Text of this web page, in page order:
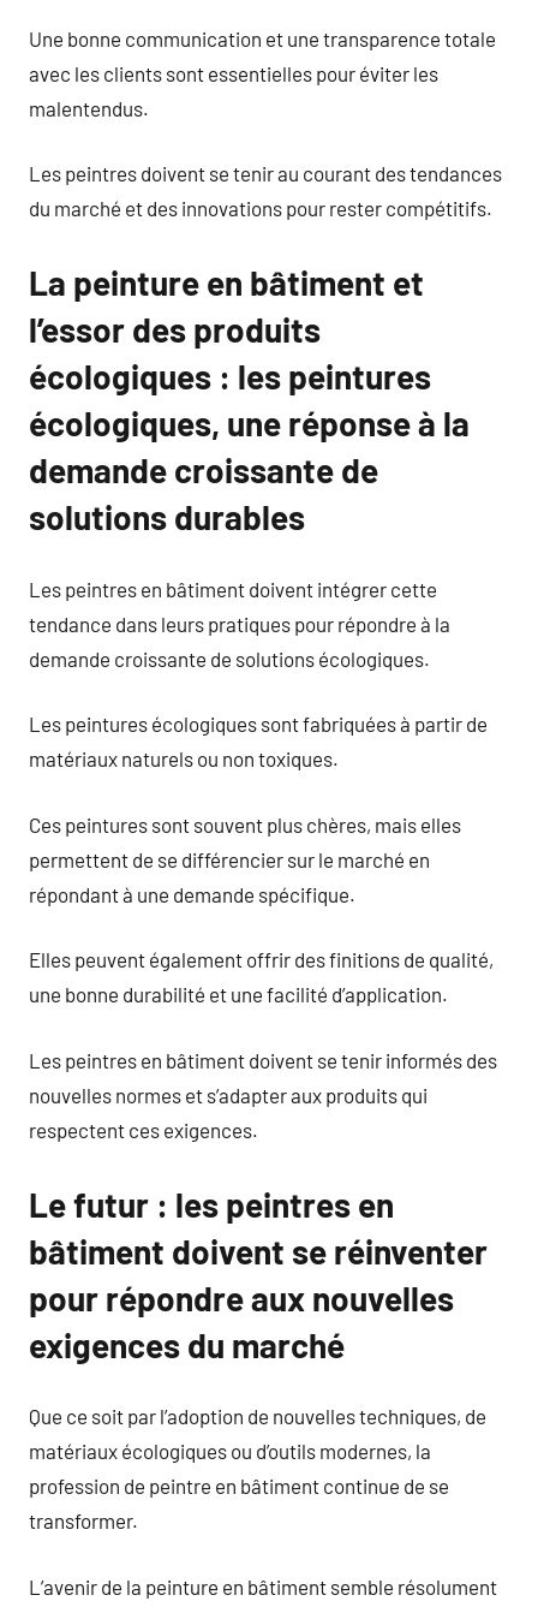
Une bonne communication et une transparence totale
avec les clients sont essentielles pour éviter les
malentendus.
Les peintres doivent se tenir au courant des tendances
du marché et des innovations pour rester compétitifs.
La peinture en bâtiment et
l’essor des produits
écologiques : les peintures
écologiques, une réponse à la
demande croissante de
solutions durables
Les peintres en bâtiment doivent intégrer cette
tendance dans leurs pratiques pour répondre à la
demande croissante de solutions écologiques.
Les peintures écologiques sont fabriquées à partir de
matériaux naturels ou non toxiques.
Ces peintures sont souvent plus chères, mais elles
permettent de se différencier sur le marché en
répondant à une demande spécifique.
Elles peuvent également offrir des finitions de qualité,
une bonne durabilité et une facilité d’application.
Les peintres en bâtiment doivent se tenir informés des
nouvelles normes et s’adapter aux produits qui
respectent ces exigences.
Le futur : les peintres en
bâtiment doivent se réinventer
pour répondre aux nouvelles
exigences du marché
Que ce soit par l’adoption de nouvelles techniques, de
matériaux écologiques ou d’outils modernes, la
profession de peintre en bâtiment continue de se
transformer.
L’avenir de la peinture en bâtiment semble résolument